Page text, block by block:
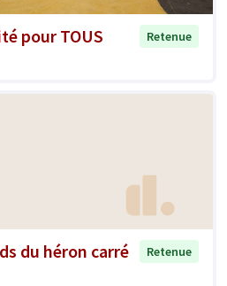
pour TOUS
Retenue
du héron carré
Retenue